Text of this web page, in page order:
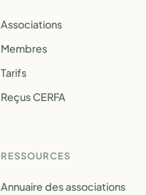
Associations
Membres
Tarifs
Reçus CERFA
RESSOURCES
Annuaire des associations